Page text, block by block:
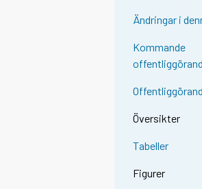
Ändringar i
Kommande
Översikter
Tabeller
Figurer